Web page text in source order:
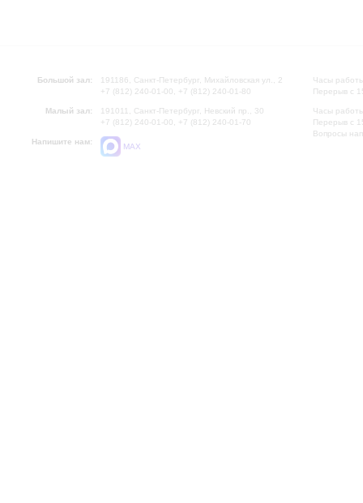
Большой зал:
191186, Санкт-Петербург, Михайловская ул., 2
+7 (812) 240-01-00, +7 (812) 240-01-80
Малый зал:
191011, Санкт-Петербург, Невский пр., 30
+7 (812) 240-01-00, +7 (812) 240-01-70
Напишите нам:
MAX
Часы
Перерыв с
Часы
Перерыв с
Вопросы